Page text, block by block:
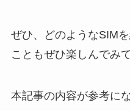
ぜひ、どのようなSIM
こともぜひ楽しんでみ
本記事の内容が参考に